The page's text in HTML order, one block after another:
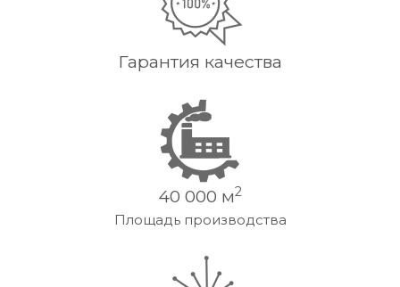
Гарантия качества
40 000 м2
Площадь производства